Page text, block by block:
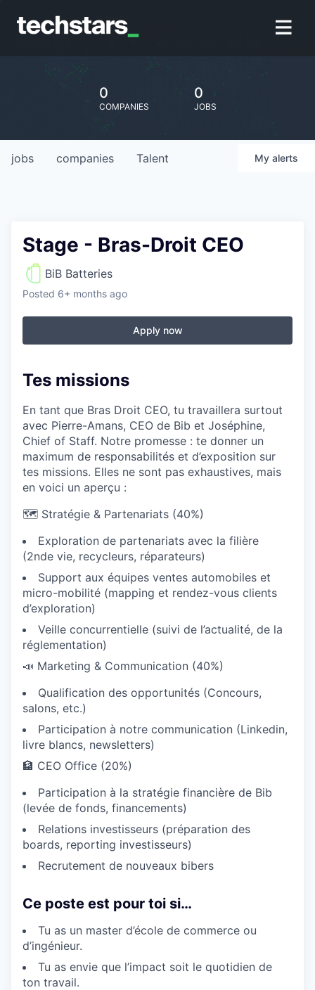
0
COMPANIES
0
JOBS
jobs companies Talent My alerts
Stage - Bras-Droit CEO
BiB Batteries
Posted 6+ months ago
Apply now
Tes missions
En tant que Bras Droit CEO, tu travaillera surtout
avec Pierre-Amans, CEO de Bib et Joséphine,
Chief of Staff. Notre promesse : te donner un
maximum de responsabilités et d’exposition sur
tes missions. Elles ne sont pas exhaustives, mais
en voici un aperçu :
🗺️ Stratégie & Partenariats (40%)
Exploration de partenariats avec la filière
(2nde vie, recycleurs, réparateurs)
Support aux équipes ventes automobiles et
micro-mobilité (mapping et rendez-vous clients
d’exploration)
Veille concurrentielle (suivi de l’actualité, de la
réglementation)
📣 Marketing & Communication (40%)
Qualification des opportunités (Concours,
salons, etc.)
Participation à notre communication (Linkedin,
livre blancs, newsletters)
🏦 CEO Office (20%)
Participation à la stratégie financière de Bib
(levée de fonds, financements)
Relations investisseurs (préparation des
boards, reporting investisseurs)
Recrutement de nouveaux bibers
Ce poste est pour toi si…
Tu as un master d’école de commerce ou
d’ingénieur.
Tu as envie que l’impact soit le quotidien de
ton travail.